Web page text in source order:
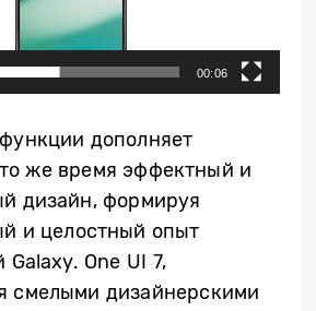
00:06
дополняет
же время эффектный и
дизайн, формируя
и целостный опыт
Galaxy. One UI 7,
смелыми дизайнерскими